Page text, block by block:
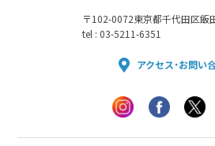
〒102-0072東京都千代田区飯
tel : 03-5211-6351
アクセス・お問い